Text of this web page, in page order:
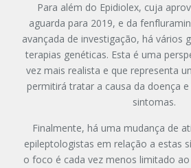
Para além do Epidiolex, cuja
aguarda para 2019, e da
avançada de investigação, há vários
terapias genéticas. Esta é uma
vez mais realista e que representa
permitirá tratar a causa da doença
sintomas.
Finalmente, há uma mudança de
epileptologistas em relação a estas
o foco é cada vez menos limitado